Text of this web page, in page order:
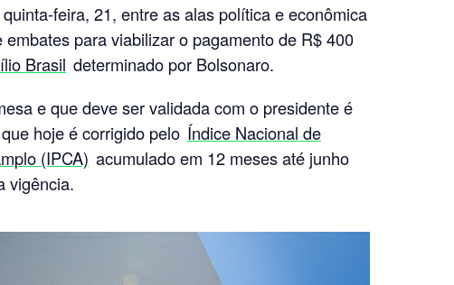
feira, 21, entre as alas política e econômica
para viabilizar o pagamento de R$ 400
Brasil determinado por Bolsonaro.
e que deve ser validada com o presidente é
hoje é corrigido pelo Índice Nacional de
(IPCA) acumulado em 12 meses até junho
vigência.